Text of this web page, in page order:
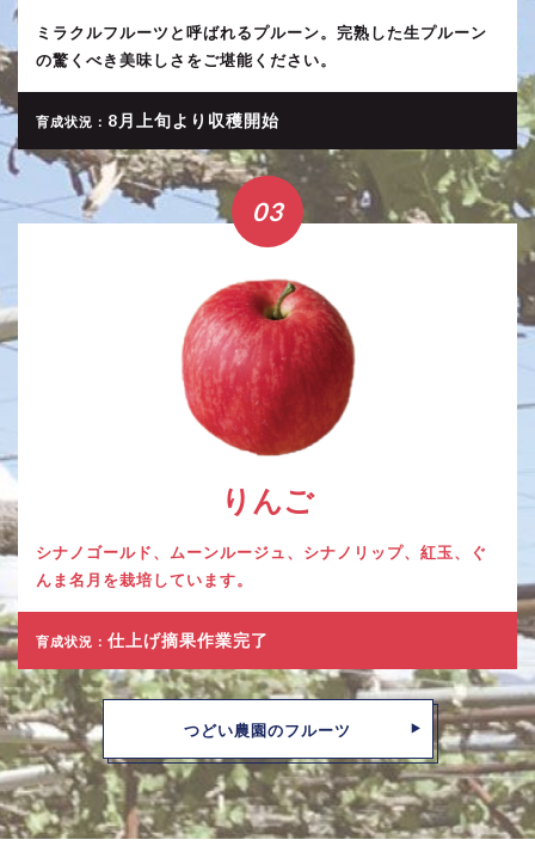
ミラクルフルーツと呼ばれるプルーン。完熟した生プルーン
の驚くべき美味しさをご堪能ください。
育成状況： 8月上旬より収穫開始
03
りんご
シナノゴールド、ムーンルージュ、シナノリップ、紅玉、ぐ
んま名月を栽培しています。
育成状況： 仕上げ摘果作業完了
つどい農園のフルーツ